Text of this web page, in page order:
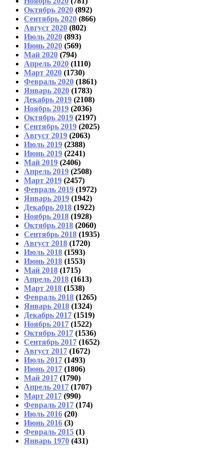
Октябрь 2020 (892)
Сентябрь 2020 (866)
Август 2020 (802)
Июль 2020 (893)
Июнь 2020 (569)
Май 2020 (794)
Апрель 2020 (1110)
Март 2020 (1730)
Февраль 2020 (1861)
Январь 2020 (1783)
Декабрь 2019 (2108)
Ноябрь 2019 (2036)
Октябрь 2019 (2197)
Сентябрь 2019 (2025)
Август 2019 (2063)
Июль 2019 (2388)
Июнь 2019 (2241)
Май 2019 (2406)
Апрель 2019 (2508)
Март 2019 (2457)
Февраль 2019 (1972)
Январь 2019 (1942)
Декабрь 2018 (1922)
Ноябрь 2018 (1928)
Октябрь 2018 (2060)
Сентябрь 2018 (1935)
Август 2018 (1720)
Июль 2018 (1593)
Июнь 2018 (1553)
Май 2018 (1715)
Апрель 2018 (1613)
Март 2018 (1538)
Февраль 2018 (1265)
Январь 2018 (1324)
Декабрь 2017 (1519)
Ноябрь 2017 (1522)
Октябрь 2017 (1536)
Сентябрь 2017 (1652)
Август 2017 (1672)
Июль 2017 (1493)
Июнь 2017 (1806)
Май 2017 (1790)
Апрель 2017 (1707)
Март 2017 (990)
Февраль 2017 (174)
Июль 2016 (20)
Июнь 2016 (3)
Февраль 2015 (1)
Январь 1970 (431)